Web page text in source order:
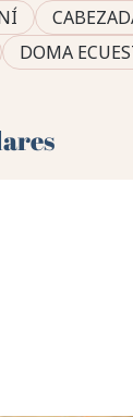
DOMA